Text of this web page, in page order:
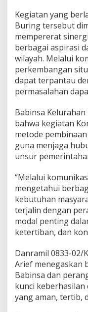
n
P
e
r
a
n
g
k
a
t
e
l
u
r
a
h
n
S
e
r
a
p
s
i
r
a
i
W
Kegiatan yang
Buring tersebut
mempererat
berbagai aspirasi
wilayah. Melalui
perkembangan
dapat terpantau
permasalahan
Babinsa
bahwa kegiatan
metode
guna menjaga
unsur
“Melalui
mengetahui
kebutuhan
terjalin dengan
modal penting
ketertiban, dan
Danramil 0833-02/
Arief menegaskan
Babinsa dan
kunci
yang aman, tertib,